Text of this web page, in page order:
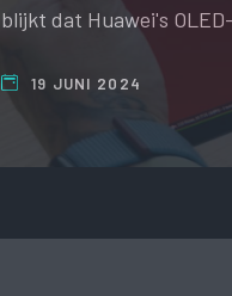
blijkt dat Huawei's
19 JUNI 2024